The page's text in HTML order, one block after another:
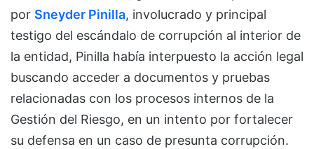
por Sneyder Pinilla, involucrado y principal
testigo del escándalo de corrupción al interior de
la entidad, Pinilla había interpuesto la acción legal
buscando acceder a documentos y pruebas
relacionadas con los procesos internos de la
Gestión del Riesgo, en un intento por fortalecer
su defensa en un caso de presunta corrupción.